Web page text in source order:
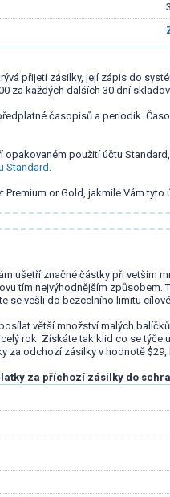
přijetí zásilky, její zápis do
za každých dalších 30 dní
časopisů a periodik.
opakovaném použití účtu
Standard
Premium or Gold, jakmile Vám
ušetří značné částky při vetším
tím nejvýhodnějším
se vešli do bezcelního limitu
větší množství malých
rok. Získáte tak klid co se týče
za odchozí zásilky v hodnotě
za příchozí zásilky do